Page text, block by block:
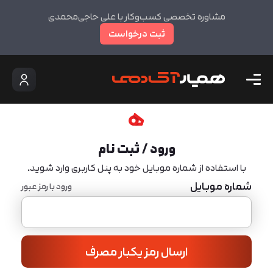
مشاوره تخصصی کسب‌وکار با علی حاجی‌محمدی
ثبت درخواست
ورود / ثبت نام
با استفاده از شماره موبایل خود به پنل کاربری وارد شوید.
شماره موبایل ورود با رمز عبور
ارسال رمز یکبار مصرف